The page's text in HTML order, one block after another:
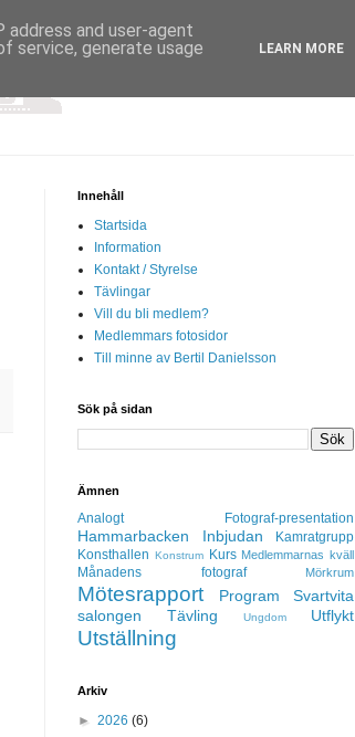
Innehåll
Startsida
Information
Kontakt / Styrelse
Tävlingar
Vill du bli medlem?
Medlemmars fotosidor
Till minne av Bertil Danielsson
Sök på sidan
Ämnen
Analogt Fotograf-presentation
Hammarbacken Inbjudan
Kamratgrupp
Konsthallen Konstrum Kurs Medlemmarnas kväll
Månadens fotograf Mörkrum
Mötesrapport Program
Svartvita
salongen
Tävling Ungdom Utflykt
Utställning
Arkiv
► 2026 (6)
and user-agent
service, generate usage
LEARN MORE